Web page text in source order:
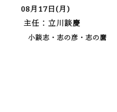
08月17日(月)
主任：立川談慶
小談志・志の彦・志の麿